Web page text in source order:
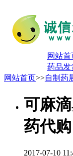
网站首
药品发
网站首页>>自制药
可麻
药代购
2017-07-10